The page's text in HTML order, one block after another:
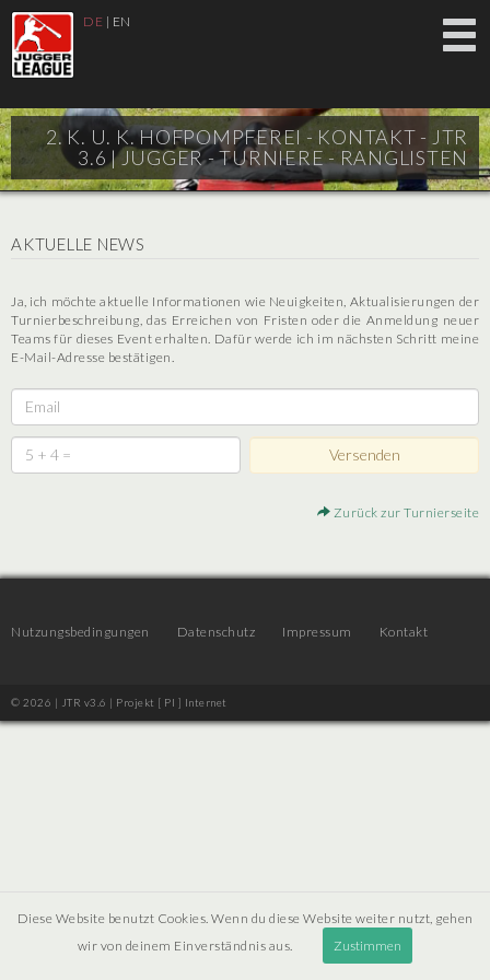
DE | EN
2. K. U. K. HOFPOMPFEREI - KONTAKT - JTR
3.6 |JUGGER - TURNIERE - RANGLISTEN
AKTUELLE NEWS
Ja, ich möchte aktuelle Informationen wie Neuigkeiten, Aktualisierungen der
Turnierbeschreibung, das Erreichen von Fristen oder die Anmeldung neuer
Teams für dieses Event erhalten. Dafür werde ich im nächsten Schritt meine
E-Mail-Adresse bestätigen.
Zurück zur Turnierseite
Nutzungsbedingungen Datenschutz Impressum Kontakt
© 2026 | JTR v3.6 | Projekt [ PI ] Internet
Diese Website benutzt Cookies. Wenn du diese Website weiter nutzt, gehen
wir von deinem Einverständnis aus.
Zustimmen